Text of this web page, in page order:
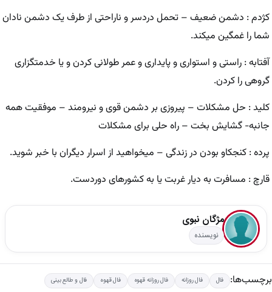
کژدم : دشمن ضعیف – تحمل دردسر و ناراحتی از طرف یک دشمن نادان
شما را غمگین میکند.
آفتابه : راستی و استواری و پایداری و عمر طولانی کردن و یا خدمتگزاری
گروهی را کردن.
کلید : حل مشکلات – پیروزی بر دشمن قوی و نیرومند – موفقیت همه
جانبه- گشایش بخت – راه حلی برای مشکلات
پرده : کنجکاو بودن در زندگی – میخواهید از اسرار دیگران با خبر شوید.
قارچ : مسافرت به دیار غربت یا به کشورهای دوردست.
مژگان نبوی
نویسنده
برچسب‌ها: فال فال روزانه فال روزانه قهوه فال قهوه فال و طالع بینی